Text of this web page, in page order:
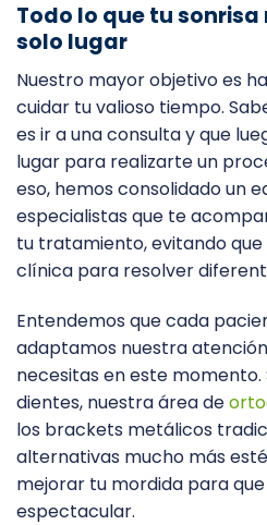
Todo lo que tu sonrisa
solo lugar
Nuestro mayor objetivo es
cuidar tu valioso tiempo.
es ir a una consulta y que
lugar para realizarte un
eso, hemos consolidado un
especialistas que te
tu tratamiento, evitando
clínica para resolver
Entendemos que cada
adaptamos nuestra
necesitas en este momento.
dientes, nuestra área de
los brackets metálicos
alternativas mucho más
mejorar tu mordida para
espectacular.